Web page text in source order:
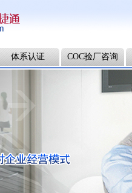
体系认证 COC验厂咨询